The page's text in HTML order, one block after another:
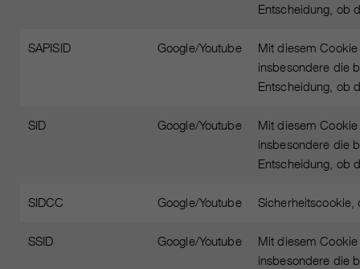
Entscheidung, ob
SAPISID Google/Youtube
Mit diesem
insbesondere die
Entscheidung, ob
SID Google/Youtube
Mit diesem
insbesondere die
Entscheidung, ob
SIDCC Google/Youtube Sicherheitscookie,
SSID Google/Youtube
Mit diesem
insbesondere die